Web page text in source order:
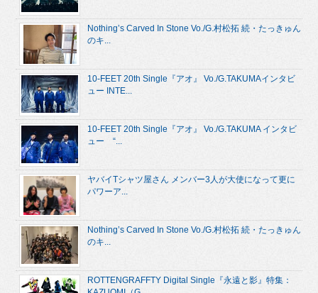
Nothing’s Carved In Stone Vo./G.村松拓 続・たっきゅん
のキ...
10-FEET 20th Single『アオ』 Vo./G.TAKUMAインタビ
ュー INTE...
10-FEET 20th Single『アオ』 Vo./G.TAKUMA インタビ
ュー “...
ヤバイTシャツ屋さん メンバー3人が大使になって更に
パワーア...
Nothing’s Carved In Stone Vo./G.村松拓 続・たっきゅん
のキ...
ROTTENGRAFFTY Digital Single『永遠と影』特集：